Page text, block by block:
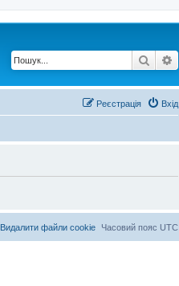
Пошук
Вхід
Реєстрація
Часовий пояс UTC
Видалити файли cookie